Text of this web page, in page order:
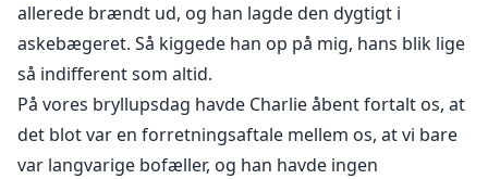
allerede brændt ud, og han lagde den dygtigt i
askebægeret. Så kiggede han op på mig, hans blik lige
så indifferent som altid.
På vores bryllupsdag havde Charlie åbent fortalt os, at
det blot var en forretningsaftale mellem os, at vi bare
var langvarige bofæller, og han havde ingen